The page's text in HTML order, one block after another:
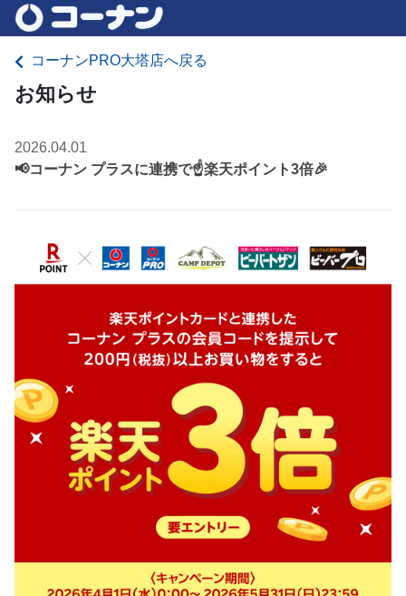
コーナンPRO大塔店へ戻る
お知らせ
2026.04.01
📢コーナン プラスに連携で☝️楽天ポイント3倍🎉